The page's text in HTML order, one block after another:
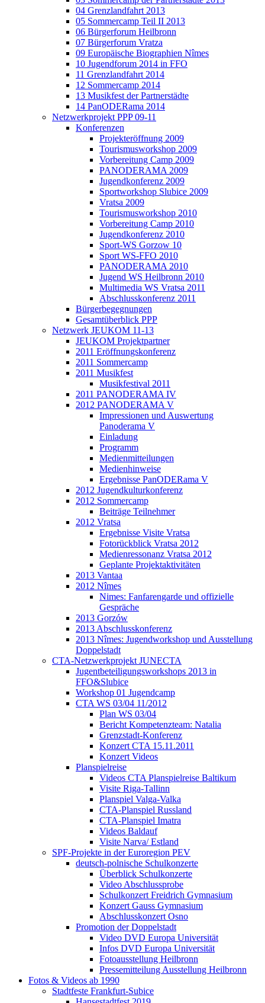
04 Grenzlandfahrt 2013
05 Sommercamp Teil II 2013
06 Bürgerforum Heilbronn
07 Bürgerforum Vratza
09 Europäische Biographien Nîmes
10 Jugendforum 2014 in FFO
11 Grenzlandfahrt 2014
12 Sommercamp 2014
13 Musikfest der Partnerstädte
14 PanODERama 2014
Netzwerkprojekt PPP 09-11
Konferenzen
Projekteröffnung 2009
Tourismusworkshop 2009
Vorbereitung Camp 2009
PANODERAMA 2009
Jugendkonferenz 2009
Sportworkshop Slubice 2009
Vratsa 2009
Tourismusworkshop 2010
Vorbereitung Camp 2010
Jugendkonferenz 2010
Sport-WS Gorzow 10
Sport WS-FFO 2010
PANODERAMA 2010
Jugend WS Heilbronn 2010
Multimedia WS Vratsa 2011
Abschlusskonferenz 2011
Bürgerbegegnungen
Gesamtüberblick PPP
Netzwerk JEUKOM 11-13
JEUKOM Projektpartner
2011 Eröffnungskonferenz
2011 Sommercamp
2011 Musikfest
Musikfestival 2011
2011 PANODERAMA IV
2012 PANODERAMA V
Impressionen und Auswertung
Panoderama V
Einladung
Programm
Medienmitteilungen
Medienhinweise
Ergebnisse PanODERama V
2012 Jugendkulturkonferenz
2012 Sommercamp
Beiträge Teilnehmer
2012 Vratsa
Ergebnisse Visite Vratsa
Fotorückblick Vratsa 2012
Medienressonanz Vratsa 2012
Geplante Projektaktivitäten
2013 Vantaa
2012 Nîmes
Nimes: Fanfarengarde und offizielle
Gespräche
2013 Gorzów
2013 Abschlusskonferenz
2013 Nîmes: Jugendworkshop und Ausstellung
Doppelstadt
CTA-Netzwerkprojekt JUNECTA
Jugentbeteiligungsworkshops 2013 in
FFO&Slubice
Workshop 01 Jugendcamp
CTA WS 03/04 11/2012
Plan WS 03/04
Bericht Kompetenzteam: Natalia
Grenzstadt-Konferenz
Konzert CTA 15.11.2011
Konzert Videos
Planspielreise
Videos CTA Planspielreise Baltikum
Visite Riga-Tallinn
Planspiel Valga-Valka
CTA-Planspiel Russland
CTA-Planspiel Imatra
Videos Baldauf
Visite Narva/ Estland
SPF-Projekte in der Euroregion PEV
deutsch-polnische Schulkonzerte
Überblick Schulkonzerte
Video Abschlussprobe
Schulkonzert Freidrich Gymnasium
Konzert Gauss Gymnasium
Abschlusskonzert Osno
Promotion der Doppelstadt
Video DVD Europa Universität
Infos DVD Europa Universität
Fotoausstellung Heilbronn
Pressemitteilung Ausstellung Heilbronn
Fotos & Videos ab 1990
Stadtfeste Frankfurt-Subice